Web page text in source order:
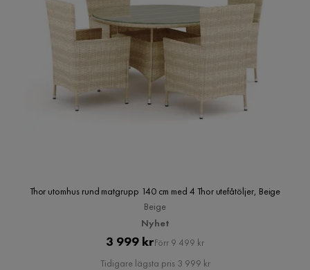
Thor utomhus rund matgrupp 140 cm med 4 Thor utefåtöljer, Beige
Beige
Nyhet
Pris
3 999 krOriginal
Pris
Förr 9 499 kr
Tidigare lägsta pris 3 999 kr